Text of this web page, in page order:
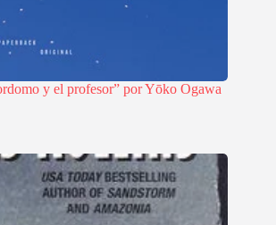
y el profesor” por Yōko Ogawa